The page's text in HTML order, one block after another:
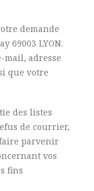
demande
69003 LYON.
mail, adresse
que votre
des listes
de courrier,
parvenir
vos
fins